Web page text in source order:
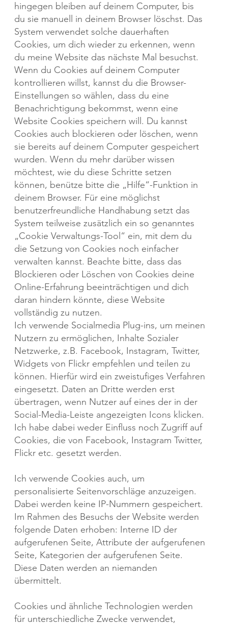
hingegen bleiben auf deinem Computer, bis
du sie manuell in deinem Browser löschst. Das
System verwendet solche dauerhaften
Cookies, um dich wieder zu erkennen, wenn
du meine Website das nächste Mal besuchst. ​
Wenn du Cookies auf deinem Computer
kontrollieren willst, kannst du die Browser-
Einstellungen so wählen, dass du eine
Benachrichtigung bekommst, wenn eine
Website Cookies speichern will. Du kannst
Cookies auch blockieren oder löschen, wenn
sie bereits auf deinem Computer gespeichert
wurden. Wenn du mehr darüber wissen
möchtest, wie du diese Schritte setzen
können, benütze bitte die „Hilfe“-Funktion in
deinem Browser. Für eine möglichst
benutzerfreundliche Handhabung setzt das
System teilweise zusätzlich ein so genanntes
„Cookie Verwaltungs-Tool“ ein, mit dem du
die Setzung von Cookies noch einfacher
verwalten kannst. Beachte bitte, dass das
Blockieren oder Löschen von Cookies deine
Online-Erfahrung beeinträchtigen und dich
daran hindern könnte, diese Website
vollständig zu nutzen.
Ich verwende Socialmedia Plug-ins, um meinen
Nutzern zu ermöglichen, Inhalte Sozialer
Netzwerke, z.B. Facebook, Instagram, Twitter,
Widgets von Flickr empfehlen und teilen zu
können. Hierfür wird ein zweistufiges Verfahren
eingesetzt. Daten an Dritte werden erst
übertragen, wenn Nutzer auf eines der in der
Social-Media-Leiste angezeigten Icons klicken.
Ich habe dabei weder Einfluss noch Zugriff auf
Cookies, die von Facebook, Instagram Twitter,
Flickr etc. gesetzt werden.
Ich verwende Cookies auch, um
personalisierte Seitenvorschläge anzuzeigen.
Dabei werden keine IP-Nummern gespeichert.
Im Rahmen des Besuchs der Website werden
folgende Daten erhoben: Interne ID der
aufgerufenen Seite, Attribute der aufgerufenen
Seite, Kategorien der aufgerufenen Seite.
Diese Daten werden an niemanden
übermittelt. ​​​
Cookies und ähnliche Technologien werden
für unterschiedliche Zwecke verwendet,